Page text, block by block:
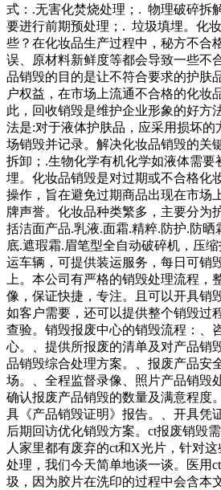
式：.无害化焚烧处理；. 物理破碎拆
要进行前期预处理；. 垃圾填埋。化
些？在化妆品生产过程中，秘方不合
误、原材料新鲜度等都会导致一些不
品销毁的目的是让不符合要求的护肤
户权益，在市场上流通不合格的化妆
此，回收销毁是维护企业形象的好方
法是:对于液体护肤品，应采用损坏的
场销毁并记录。解决化妆品销毁的关
拆卸；.生物化学有机化学如液体需要
埋。化妆品销毁是对过期或不合格化
操作，旨在避免过期商品出现在市场
牌声誉。化妆品种类繁多，主要分为
括洁面产品.乳液.面霜.精粹.防护.防
底.遮瑕霜.眉笔型全自动破碎机，压
运车辆，可提供装运服务，每日可销
上。本公司有严格的销毁处理流程，
像，保证快捷，专注。且可以开具销
如客户需要，还可以提供整个销毁过
查验。销毁报废中心的销毁流程：、
心。、提供所报废的清单及对产品销
品销毁综合处理方案。、报废产品安
场。、全程监督录像、照片产品销毁
确认报废产品销毁的数量及满意程度
具《产品销毁证明》报告。、开具凭
后期回访优化销毁方案。ct报废销毁
人家里都有废弃的ct和X光片，针对
处理，我们今天简单地谈一谈。医用
圾，因为胶片在洗印的过程中会含